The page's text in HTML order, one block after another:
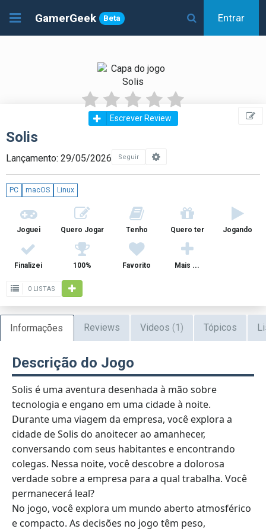
GamerGeek Beta Entrar
Escrever Review
Solis
Lançamento: 29/05/2026 Seguir
PC macOS Linux
Joguei Quero Jogar Tenho Quero ter Jogando
Finalizei 100% Favorito Mais ...
0 LISTAS
Informações Reviews Videos (1) Tópicos
Descrição do Jogo
Solis é uma aventura desenhada à mão sobre
tecnologia e engano em uma cidade à noite.
Durante uma viagem da empresa, você explora a
cidade de Solis do anoitecer ao amanhecer,
conversando com seus habitantes e encontrando
colegas. Nessa noite, você descobre a dolorosa
verdade sobre a empresa para a qual trabalha. Você
permanecerá leal?
No jogo, você explora um mundo aberto atmosférico
e compacto. As decisões no jogo têm peso,